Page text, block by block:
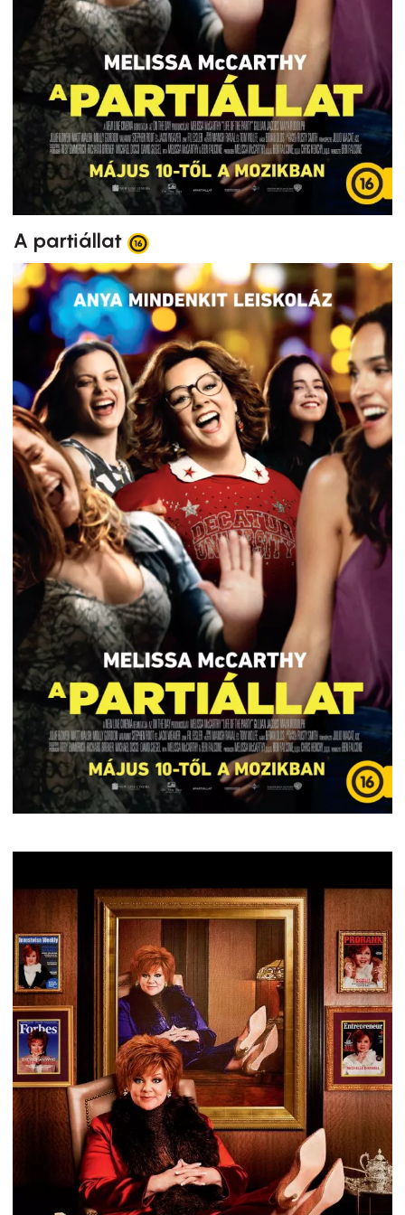
A partiállat